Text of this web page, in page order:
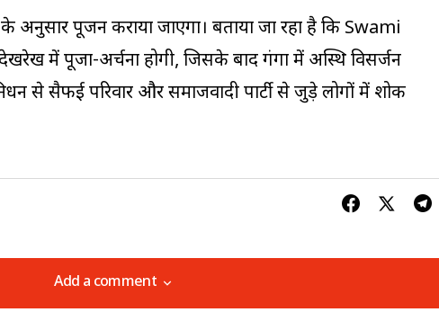
के अनुसार पूजन कराया जाएगा। बताया जा रहा है कि Swami
में पूजा-अर्चना होगी, जिसके बाद गंगा में अस्थि विसर्जन
से सैफई परिवार और समाजवादी पार्टी से जुड़े लोगों में शोक
Add a comment
Add a comment